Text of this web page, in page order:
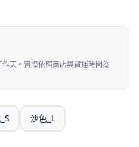
天。實際依照商店與貨運時間為
沙色_L